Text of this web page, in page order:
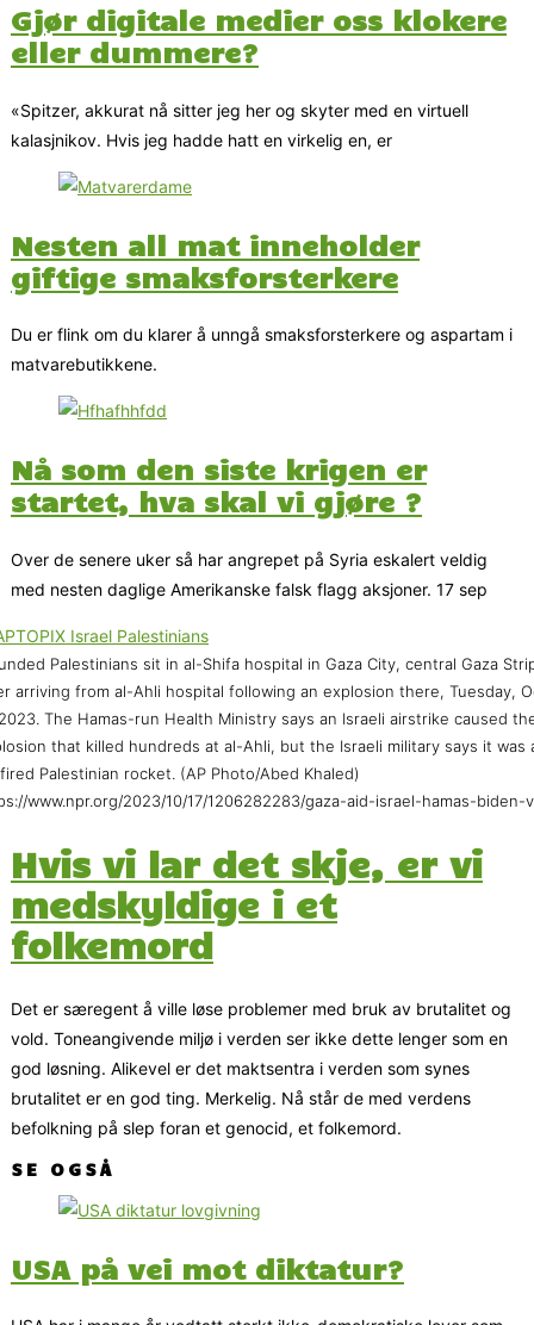
Gjør digitale medier oss klokere
eller dummere?
«Spitzer, akkurat nå sitter jeg her og skyter med en virtuell
kalasjnikov. Hvis jeg hadde hatt en virkelig en, er
Nesten all mat inneholder
giftige smaksforsterkere
Du er flink om du klarer å unngå smaksforsterkere og aspartam i
matvarebutikkene.
Nå som den siste krigen er
startet, hva skal vi gjøre ?
Over de senere uker så har angrepet på Syria eskalert veldig
med nesten daglige Amerikanske falsk flagg aksjoner. 17 sep
Palestinians sit in al-Shifa hospital in Gaza City, central Gaza
arriving from al-Ahli hospital following an explosion there, Tuesday,
The Hamas-run Health Ministry says an Israeli airstrike caused
that killed hundreds at al-Ahli, but the Israeli military says it was
Palestinian rocket. (AP Photo/Abed Khaled)
www.npr.org/2023/10/17/1206282283/gaza-aid-israel-hamas-biden-
Hvis vi lar det skje, er vi
medskyldige i et
folkemord
Det er særegent å ville løse problemer med bruk av brutalitet og
vold. Toneangivende miljø i verden ser ikke dette lenger som en
god løsning. Alikevel er det maktsentra i verden som synes
brutalitet er en god ting. Merkelig. Nå står de med verdens
befolkning på slep foran et genocid, et folkemord.
SE OGSÅ
USA på vei mot diktatur?